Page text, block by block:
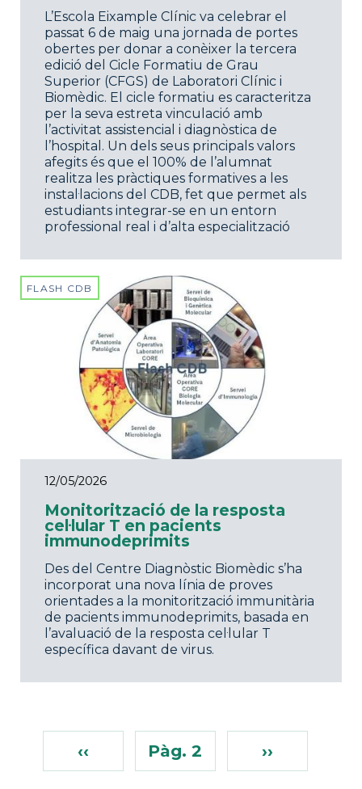
L’Escola Eixample Clínic va celebrar el
passat 6 de maig una jornada de portes
obertes per donar a conèixer la tercera
edició del Cicle Formatiu de Grau
Superior (CFGS) de Laboratori Clínic i
Biomèdic. El cicle formatiu es caracteritza
per la seva estreta vinculació amb
l’activitat assistencial i diagnòstica de
l’hospital. Un dels seus principals valors
afegits és que el 100% de l’alumnat
realitza les pràctiques formatives a les
instal·lacions del CDB, fet que permet als
estudiants integrar-se en un entorn
professional real i d’alta especialització
FLASH CDB
12/05/2026
Monitorització de la resposta
cel·lular T en pacients
immunodeprimits
Des del Centre Diagnòstic Biomèdic s’ha
incorporat una nova línia de proves
orientades a la monitorització immunitària
de pacients immunodeprimits, basada en
l’avaluació de la resposta cel·lular T
específica davant de virus.
‹‹ Pàg. 2 ››